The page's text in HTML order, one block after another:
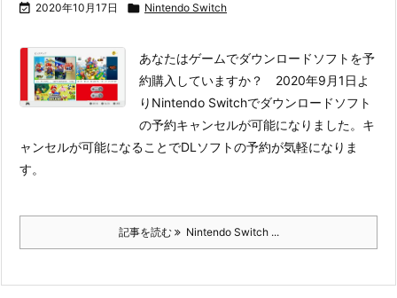
 2020年10月17日  Nintendo Switch
あなたはゲームでダウンロードソフトを予
約購入していますか？ 2020年9月1日よ
りNintendo Switchでダウンロードソフト
の予約キャンセルが可能になりました。キ
ャンセルが可能になることでDLソフトの予約が気軽になりま
す。
記事を読む Nintendo Switch ...